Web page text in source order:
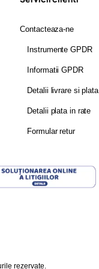
Contacteaza-ne
Instrumente GPDR
Informatii GPDR
Detalii livrare si plata
Detalii plata in rate
Formular retur
rezervate.